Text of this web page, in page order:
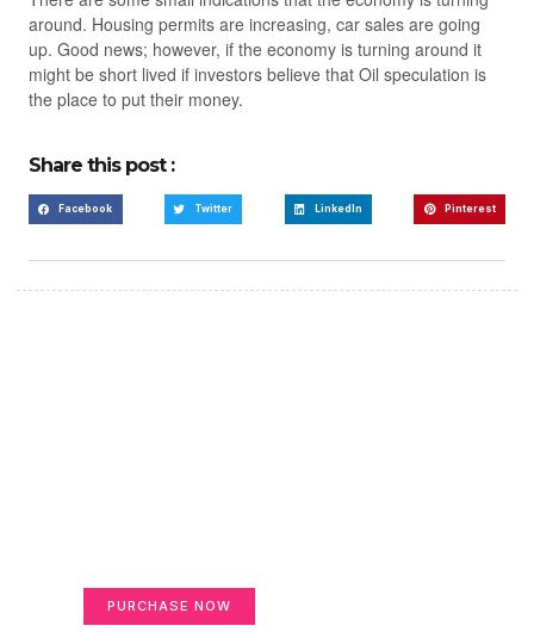
around. Housing permits are increasing, car sales are going
up. Good news; however, if the economy is turning around it
might be short lived if investors believe that Oil speculation is
the place to put their money.
Share this post :
Facebook Twitter LinkedIn Pinterest
PURCHASE NOW